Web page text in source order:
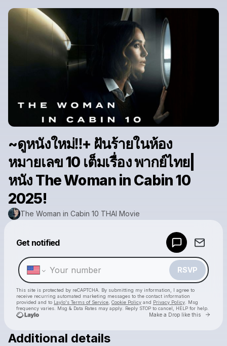
~ดูหนังใหม่‼️+ ฝันร้ายในห้อง
หมายเลข 10 เต็มเรื่อง พากย์ไทย|
หนัง The Woman in Cabin 10
2025!
The Woman in Cabin 10 THAI Movie
Get notified
RSVP
This site is protected by reCAPTCHA. By submitting my information, I agree to
receive recurring automated marketing messages to the contact information
provided and to Laylo's Terms of Service Cookie Policy and Privacy Policy . Msg
frequency varies. Msg & Data Rates may apply. Reply STOP to cancel, HELP for help.
Make a Drop like this Go
Additional details